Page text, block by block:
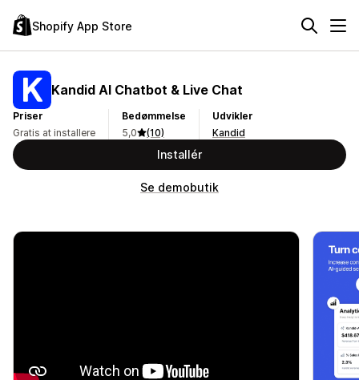
Shopify App Store
Kandid AI Chatbot & Live Chat
Priser
Gratis at installere
Bedømmelse
5,0
(10)
Udvikler
Kandid
Installér
Se demobutik